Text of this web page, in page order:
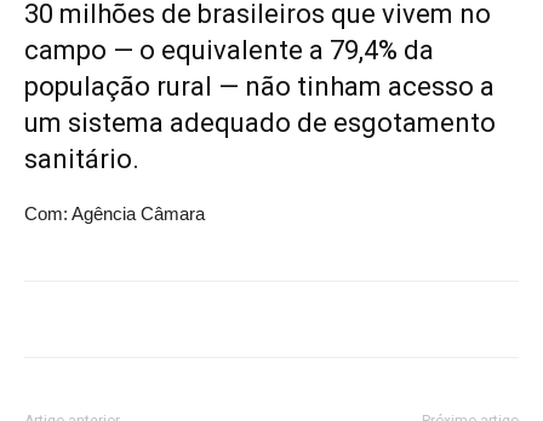
30 milhões de brasileiros que vivem no
campo — o equivalente a 79,4% da
população rural — não tinham acesso a
um sistema adequado de esgotamento
sanitário.
Com: Agência Câmara